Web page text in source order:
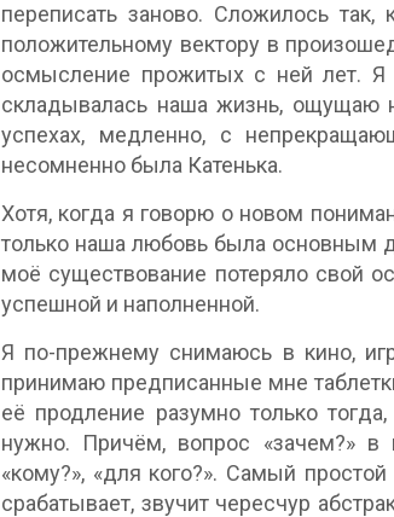
переписать заново. Сложилось
положительному вектору в
осмысление прожитых с ней лет. Я
складывалась наша жизнь, ощущаю
успехах, медленно, с
несомненно была Катенька.
Хотя, когда я говорю о новом
только наша любовь была основным
моё существование потеряло свой
успешной и наполненной.
Я по-прежнему снимаюсь в кино,
принимаю предписанные мне
её продление разумно только
нужно. Причём, вопрос «зачем?» в
«кому?», «для кого?». Самый
срабатывает, звучит чересчур